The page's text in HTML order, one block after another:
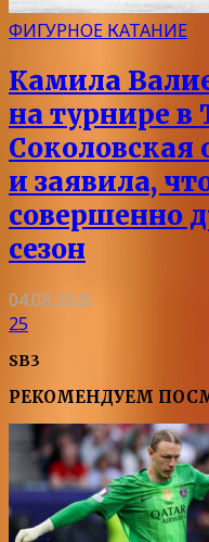
ФИГУРНОЕ КАТАНИЕ
Камила
на турнире в
Соколовская
и заявила,
совершенно
сезон
04.08.2026
25
SB3
РЕКОМЕНДУЕМ